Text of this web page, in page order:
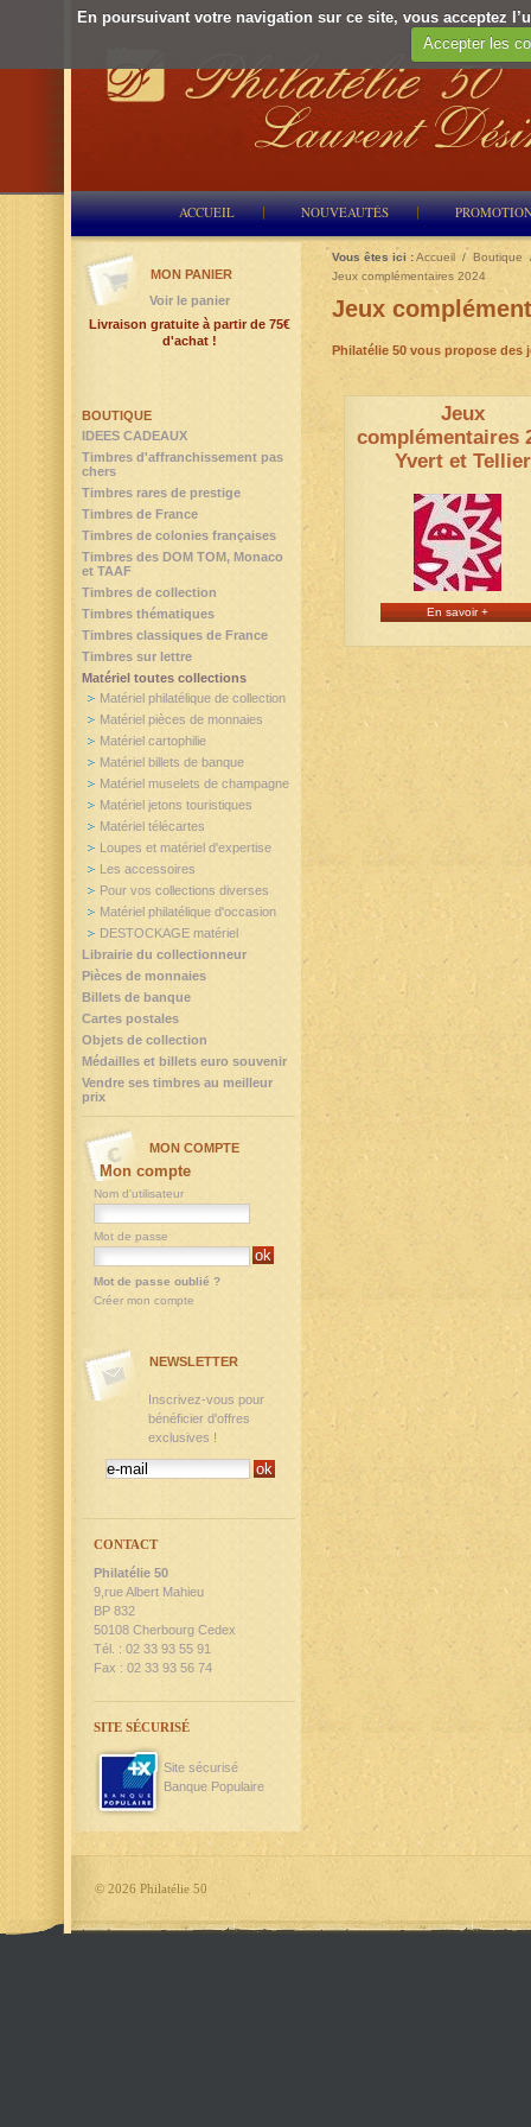
En poursuivant votre navigation sur ce site, vous acceptez
Accepter les
ACCUEIL NOUVEAUTÉS
Vous êtes ici :Accueil / Boutique
Jeux complémentaires 2024
Jeux
Philatélie 50 vous propose des
Jeux
complémentaires
Yvert et Tellier
En savoir +
BOUTIQUE
IDEES CADEAUX
Timbres d'affranchissement pas
chers
Timbres rares de prestige
Timbres de France
Timbres de colonies françaises
Timbres des DOM TOM, Monaco
et TAAF
Timbres de collection
Timbres thématiques
Timbres classiques de France
Timbres sur lettre
Matériel toutes collections
Matériel philatélique de collection
Matériel pièces de monnaies
Matériel cartophilie
Matériel billets de banque
Matériel muselets de champagne
Matériel jetons touristiques
Matériel télécartes
Loupes et matériel d'expertise
Les accessoires
Pour vos collections diverses
Matériel philatélique d'occasion
DESTOCKAGE matériel
Librairie du collectionneur
Pièces de monnaies
Billets de banque
Cartes postales
Objets de collection
Médailles et billets euro souvenir
Vendre ses timbres au meilleur
prix
MON PANIER
Voir le panier
Livraison gratuite à partir de 75€
d'achat !
MON COMPTE
Mon compte
Nom d'utilisateur
Mot de passe
Mot de passe oublié ?
Créer mon compte
NEWSLETTER
Inscrivez-vous pour
bénéficier d'offres
exclusives !
CONTACT
Philatélie 50
9,rue Albert Mahieu
BP 832
50108 Cherbourg Cedex
Tél. : 02 33 93 55 91
Fax : 02 33 93 56 74
SITE SÉCURISÉ
Site sécurisé
Banque Populaire
© 2026 Philatélie 50